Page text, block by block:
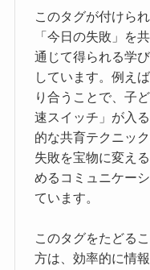
このタグが付けら
「今日の失敗」を
通じて得られる学
しています。例え
り合うことで、子
速スイッチ」が入
的な共育テクニッ
失敗を宝物に変え
めるコミュニケー
ています。
このタグをたどる
方は、効率的に情